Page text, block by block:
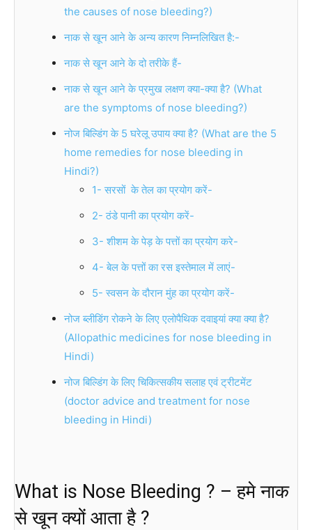
the causes of nose bleeding?)
नाक से खून आने के अन्य कारण निम्नलिखित है:-
नाक से खून आने के दो तरीके हैं-
नाक से खून आने के प्रमुख लक्षण क्या-क्या है? (What
are the symptoms of nose bleeding?)
नोज बिल्डिंग के 5 घरेलू उपाय क्या है? (What are the 5
home remedies for nose bleeding in
Hindi?)
1- सरसों के तेल का प्रयोग करें-
2- ठंडे पानी का प्रयोग करें-
3- शीशम के पेड़ के पत्तों का प्रयोग करे-
4- बेल के पत्तों का रस इस्तेमाल में लाएं-
5- स्वसन के दौरान मुंह का प्रयोग करें-
नोज ब्लीडिंग रोकने के लिए एलोपैथिक दवाइयां क्या क्या है?
(Allopathic medicines for nose bleeding in
Hindi)
नोज बिल्डिंग के लिए चिकित्सकीय सलाह एवं ट्रीटमेंट
(doctor advice and treatment for nose
bleeding in Hindi)
What is Nose Bleeding ? – हमे नाक
से खून क्यों आता है ?